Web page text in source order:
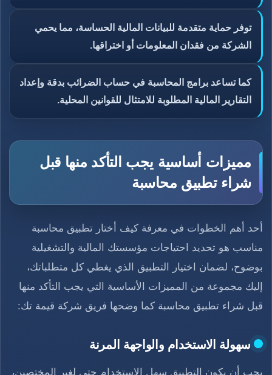
توفر حماية متقدمة للبيانات المالية الحساسة، مما يحمي
الشركة من فقدان المعلومات أو اختراقها.
كما تساعد برامج المحاسبة في حساب الضرائب بدقة وإعداد
التقارير المالية المطلوبة للامتثال للقوانين المحلية.
مميزات أساسية يجب التأكد منها قبل
شراء تطبيق محاسبة
أحد أهم الخطوات في معرفة كيف أختار تطبيق محاسبة
مناسب هو تحديد احتياجات مؤسستك المالية والتشغيلية
بوضوح، لضمان اختيار التطبيق الذي يغطي كل متطلباتك،
إليك مجموعة من المميزات الأساسية التي يجب التأكد منها
قبل شراء تطبيق محاسبة كما وضحها فريق شركة قيمة تك:
سهولة الاستخدام والواجهة المرنة
يجب أن يكون التطبيق سهل الاستخدام حتى لغير المختصين،